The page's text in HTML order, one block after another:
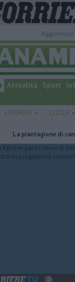
Attualità Sport
LIVORNO LUCCA
di cannabis